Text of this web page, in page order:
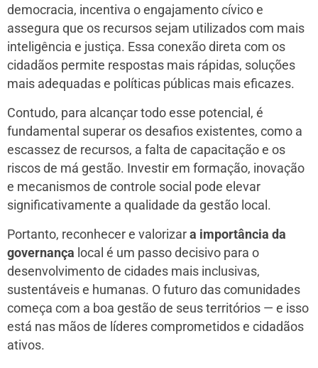
democracia, incentiva o engajamento cívico e
assegura que os recursos sejam utilizados com mais
inteligência e justiça. Essa conexão direta com os
cidadãos permite respostas mais rápidas, soluções
mais adequadas e políticas públicas mais eficazes.
Contudo, para alcançar todo esse potencial, é
fundamental superar os desafios existentes, como a
escassez de recursos, a falta de capacitação e os
riscos de má gestão. Investir em formação, inovação
e mecanismos de controle social pode elevar
significativamente a qualidade da gestão local.
Portanto, reconhecer e valorizar a importância da
governança local é um passo decisivo para o
desenvolvimento de cidades mais inclusivas,
sustentáveis e humanas. O futuro das comunidades
começa com a boa gestão de seus territórios — e isso
está nas mãos de líderes comprometidos e cidadãos
ativos.